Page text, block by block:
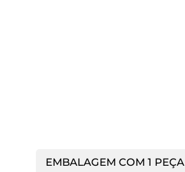
EMBALAGEM COM 1 PEÇA